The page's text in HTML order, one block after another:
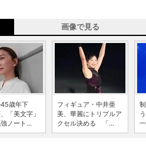
画像で見る
歳年下
「美文字」
ノート...
フィギュア・中井亜
美、華麗にトリプルア
クセル決める 「...